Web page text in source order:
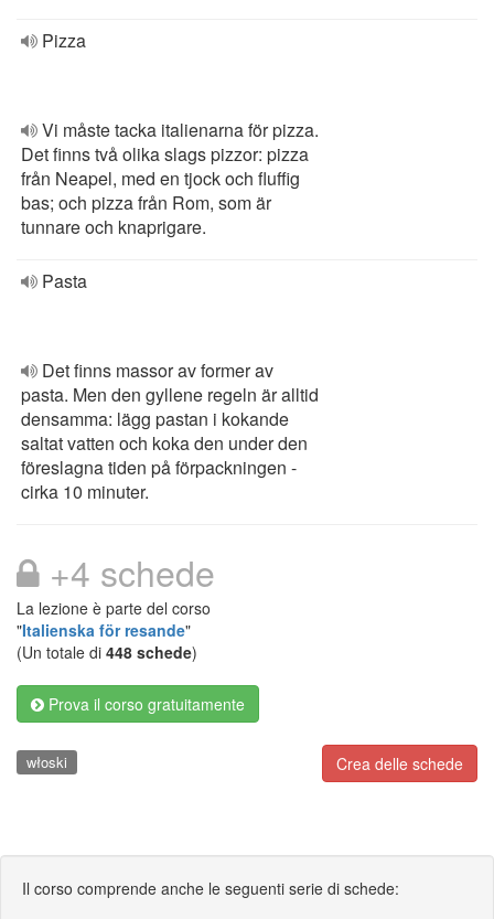
Pizza
Vi måste tacka italienarna för pizza.
Det finns två olika slags pizzor: pizza
från Neapel, med en tjock och fluffig
bas; och pizza från Rom, som är
tunnare och knaprigare.
Pasta
Det finns massor av former av
pasta. Men den gyllene regeln är alltid
densamma: lägg pastan i kokande
saltat vatten och koka den under den
föreslagna tiden på förpackningen -
cirka 10 minuter.
+4 schede
La lezione è parte del corso
"Italienska för resande"
(Un totale di 448 schede)
Prova il corso gratuitamente
Crea delle schede
włoski
Il corso comprende anche le seguenti serie di schede: